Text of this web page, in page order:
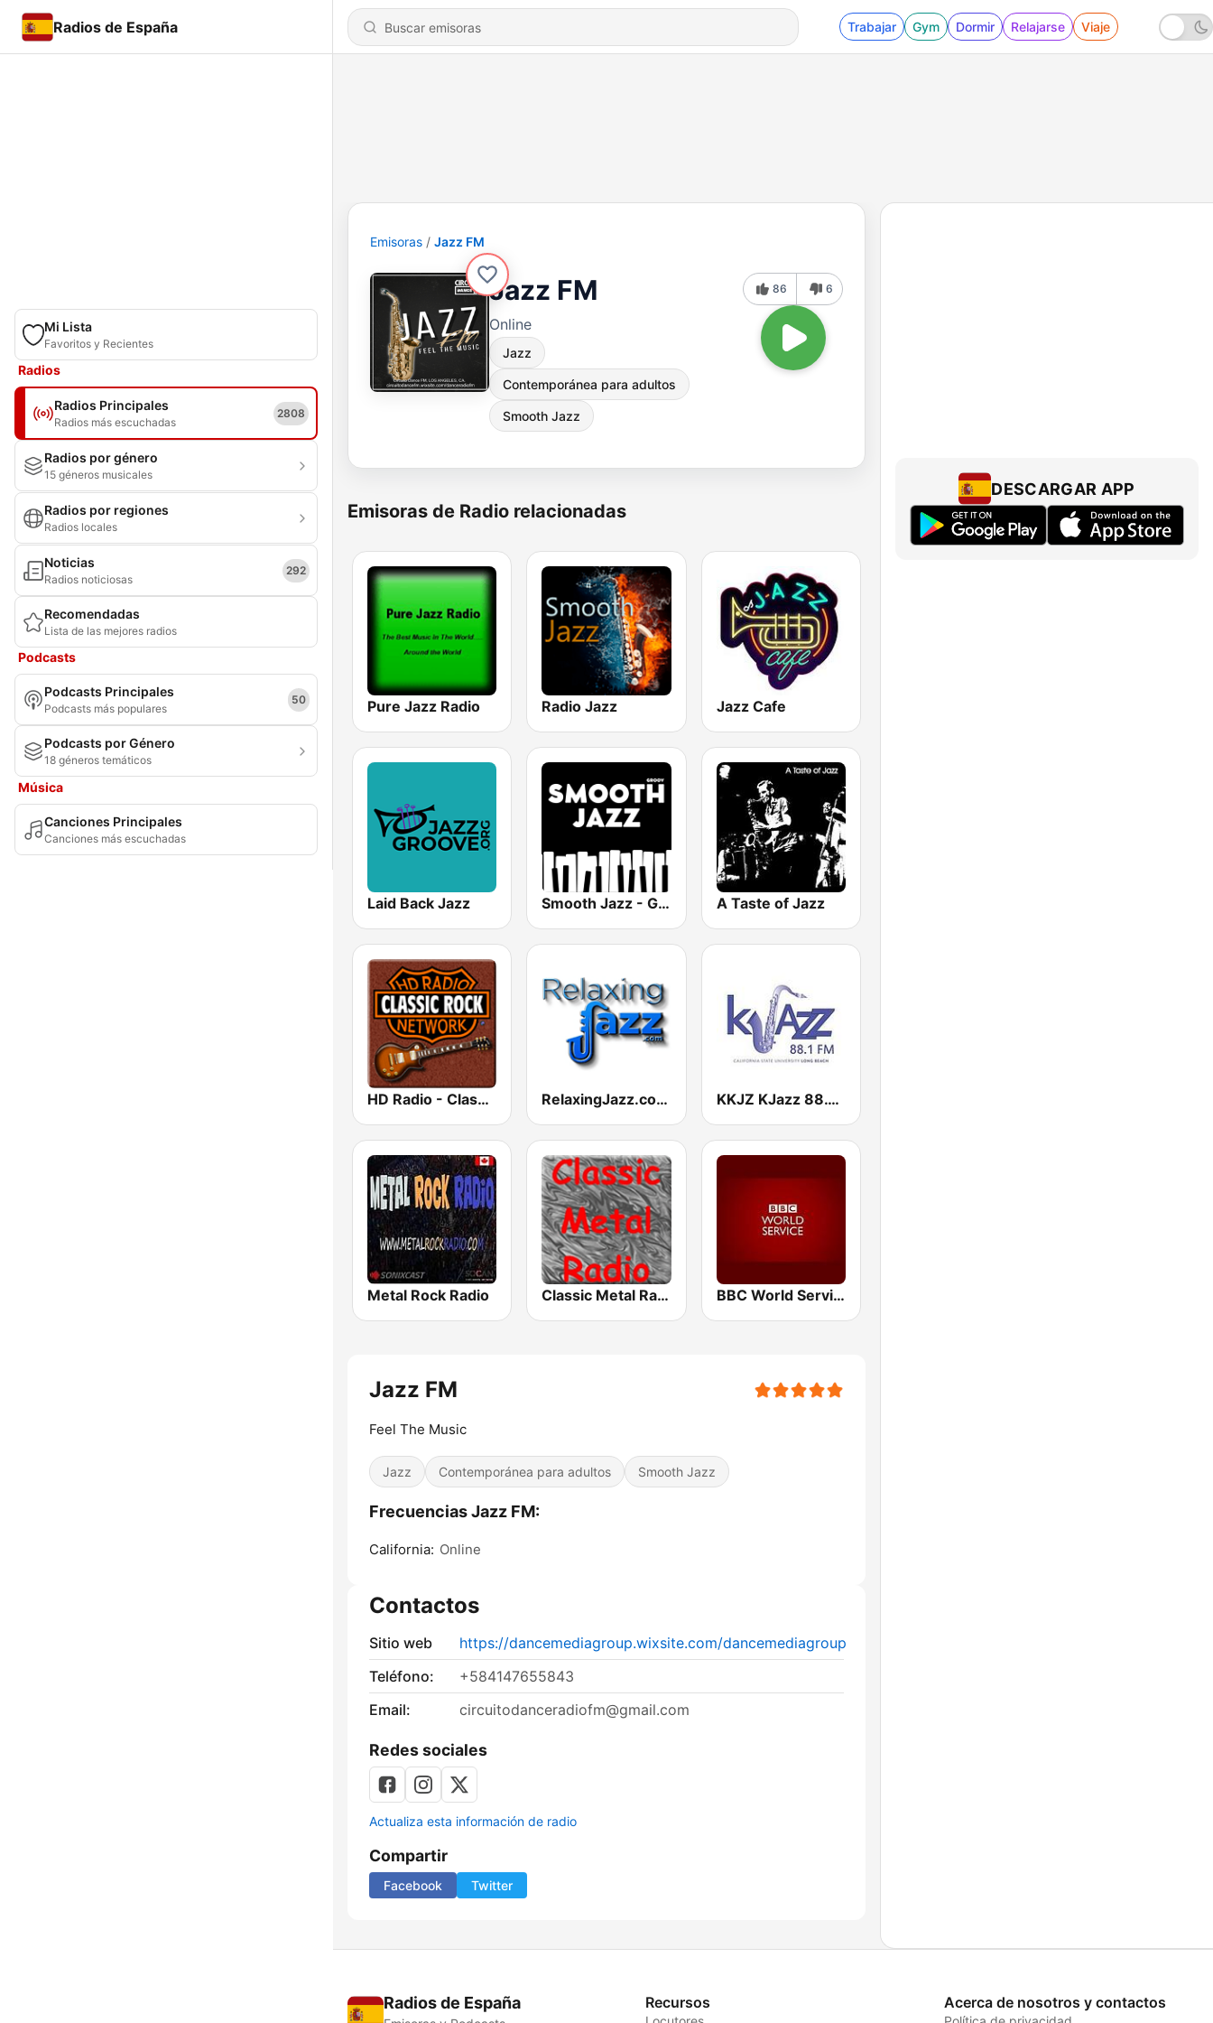
Radios de España Trabajar Gym Dormir Relajarse Viaje
Mi Lista
Favoritos y Recientes
Radios
Radios Principales
Radios más escuchadas
2808
Radios por género
15 géneros musicales
Radios por regiones
Radios locales
Noticias
Radios noticiosas
292
Recomendadas
Lista de las mejores radios
Podcasts
Podcasts Principales
Podcasts más populares
50
Podcasts por Género
18 géneros temáticos
Música
Canciones Principales
Canciones más escuchadas
Emisoras Jazz FM
Jazz FM
Online
Jazz
Contemporánea para adultos
Smooth Jazz
86 6
Emisoras de Radio relacionadas
Pure Jazz Radio Radio Jazz Jazz Cafe
Laid Back Jazz Smooth Jazz - Groov A Taste of Jazz
HD Radio - Classic Rock RelaxingJazz.com - Smooth Jazz KKJZ KJazz 88.1 FM
Metal Rock Radio Classic Metal Radio BBC World Service
Jazz FM
Feel The Music
Jazz Contemporánea para adultos Smooth Jazz
Frecuencias Jazz FM:
California: Online
Contactos
Sitio web
https://dancemediagroup.wixsite.com/dancemediagroup
Teléfono:
+584147655843
Email:
circuitodanceradiofm@gmail.com
Redes sociales
Actualiza esta información de radio
Compartir
Facebook Twitter
DESCARGAR APP
Radios de España Recursos Acerca de nosotros y contactos